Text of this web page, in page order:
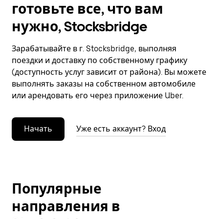
готовьте все, что вам
нужно, Stocksbridge
Зарабатывайте в г. Stocksbridge, выполняя
поездки и доставку по собственному графику
(доступность услуг зависит от района). Вы можете
выполнять заказы на собственном автомобиле
или арендовать его через приложение Uber.
Начать Уже есть аккаунт? Вход
Популярные
направления в